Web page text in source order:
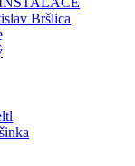
Bršlica